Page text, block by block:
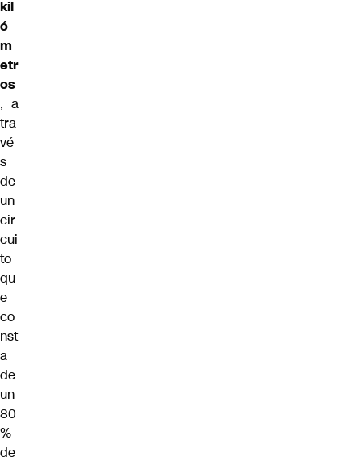
kil
ó
m
etr
os
, a
tra
vé
s
de
un
cir
cui
to
qu
e
co
nst
a
de
un
80
%
de